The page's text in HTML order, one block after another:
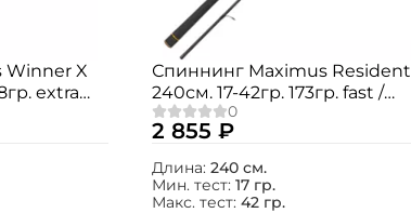
Winner X
extra
Спиннинг Maximus Resident
240см. 17-42гр. 173гр. fast /
MSRE24MH
2 855 ₽
Длина: 240 см.
Мин. тест: 17 гр.
Макс. тест: 42 гр.